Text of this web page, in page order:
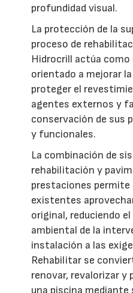
profundidad visual.
La protección de la
proceso de
Hidrocrill actúa
orientado a mejorar
proteger el
agentes externos y
conservación de sus
y funcionales.
La combinación de
rehabilitación y
prestaciones
existentes
original, reduciendo
ambiental de la
instalación a las
Rehabilitar se
renovar, revalorizar y
una piscina